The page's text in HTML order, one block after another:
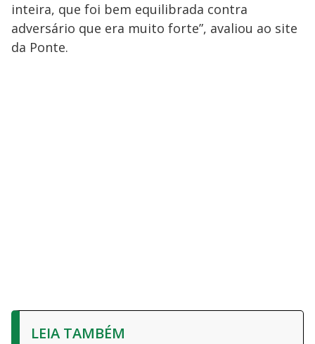
inteira, que foi bem equilibrada contra
adversário que era muito forte”, avaliou ao site
da Ponte.
LEIA TAMBÉM